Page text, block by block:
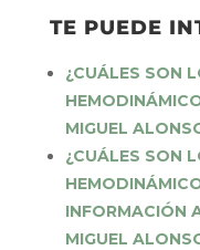
TE PUEDE
¿CUÁLES SON
MIGUEL
¿CUÁLES SON
INFORMACIÓN
MIGUEL